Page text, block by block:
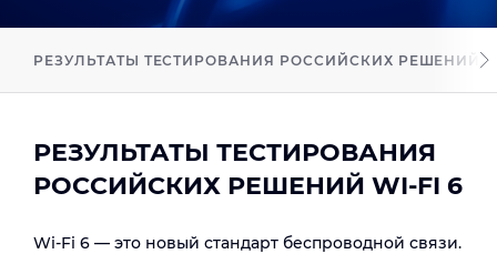
РЕЗУЛЬТАТЫ ТЕСТИРОВАНИЯ РОССИЙСКИХ РЕШЕНИЙ
РЕЗУЛЬТАТЫ ТЕСТИРОВАНИЯ
РОССИЙСКИХ РЕШЕНИЙ WI-FI 6
Wi-Fi 6 — это новый стандарт беспроводной связи.